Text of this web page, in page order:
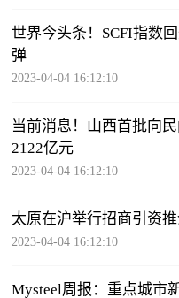
世界今头条！SCFI指数
弹
2023-04-04 16:12:10
当前消息！山西首批向
2122亿元
2023-04-04 16:12:10
太原在沪举行招商引资
2023-04-04 16:12:10
Mysteel周报：重点城市